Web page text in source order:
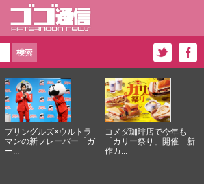
プリングルズ×ウルトラ
マンの新フレーバー「ガ
ー...
コメダ珈琲店で今年も
「カリー祭り」開催 新
作カ...